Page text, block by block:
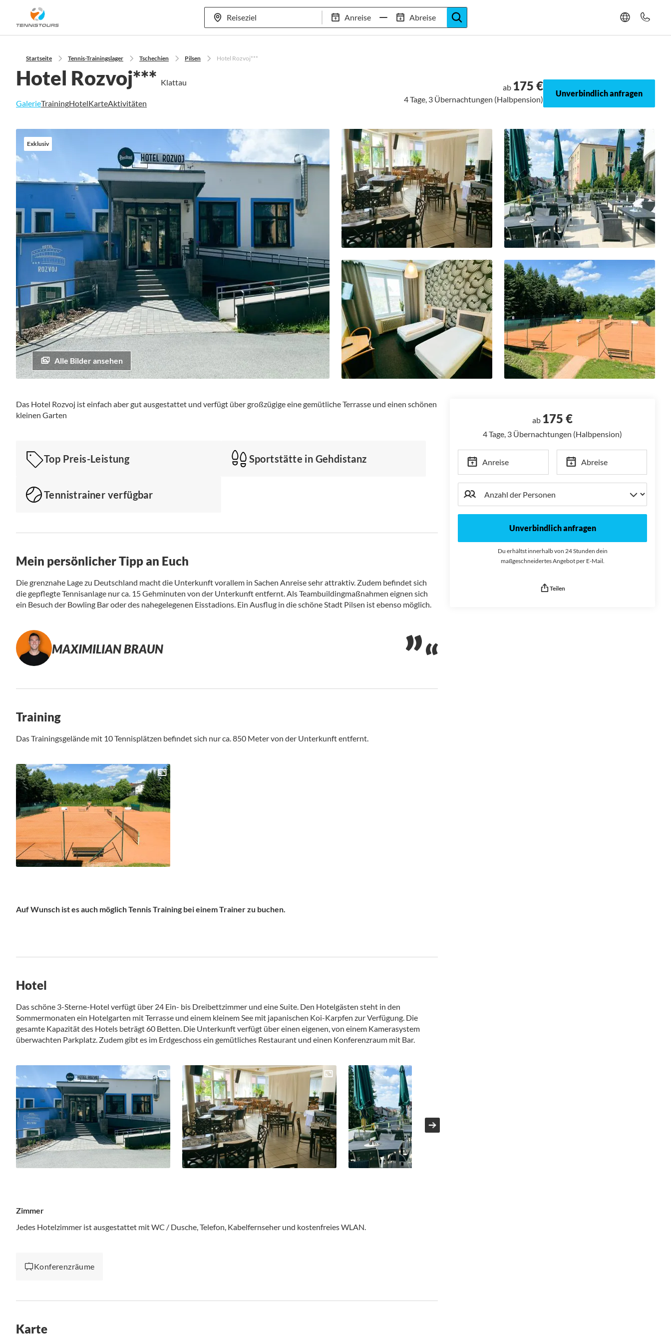
Anreise Abreise
Mehr als 70 Standorte 97,8% Weiterempfehlungsrate 20+ Jahre Trainingslager-Expertise
Startseite Tennis-Trainingslager Tschechien Pilsen Hotel Rozvoj***
Hotel Rozvoj*** Klattau
GalerieTrainingHotelKarteAktivitäten
ab 175 €
4 Tage, 3 Übernachtungen (Halbpension)
Unverbindlich anfragen
Ende
der
springen
Exklusiv
Alle Bilder ansehen
der
Bildgalerie
Das Hotel Rozvoj ist einfach aber gut ausgestattet und verfügt über großzügige eine gemütliche Terrasse und einen schönen
kleinen Garten
Top Preis-Leistung Sportstätte in Gehdistanz
Tennistrainer verfügbar
Mein persönlicher Tipp an Euch
Die grenznahe Lage zu Deutschland macht die Unterkunft vorallem in Sachen Anreise sehr attraktiv. Zudem befindet sich
die gepflegte Tennisanlage nur ca. 15 Gehminuten von der Unterkunft entfernt. Als Teambuildingmaßnahmen eignen sich
ein Besuch der Bowling Bar oder des nahegelegenen Eisstadions. Ein Ausflug in die schöne Stadt Pilsen ist ebenso möglich.
MAXIMILIAN BRAUN
Training
Das Trainingsgelände mit 10 Tennisplätzen befindet sich nur ca. 850 Meter von der Unterkunft entfernt.
Auf Wunsch ist es auch möglich Tennis Training bei einem Trainer zu buchen.
Hotel
Das schöne 3-Sterne-Hotel verfügt über 24 Ein- bis Dreibettzimmer und eine Suite. Den Hotelgästen steht in den
Sommermonaten ein Hotelgarten mit Terrasse und einem kleinem See mit japanischen Koi-Karpfen zur Verfügung. Die
gesamte Kapazität des Hotels beträgt 60 Betten. Die Unterkunft verfügt über einen eigenen, von einem Kamerasystem
überwachten Parkplatz. Zudem gibt es im Erdgeschoss ein gemütliches Restaurant und einen Konferenzraum mit Bar.
Zimmer
Jedes Hotelzimmer ist ausgestattet mit WC / Dusche, Telefon, Kabelfernseher und kostenfreies WLAN.
Konferenzräume
Karte
ab 175 €
4 Tage, 3 Übernachtungen (Halbpension)
Anreise Abreise
Unverbindlich anfragen
Du erhältst innerhalb von 24 Stunden dein
maßgeschneidertes Angebot per E-Mail.
Teilen